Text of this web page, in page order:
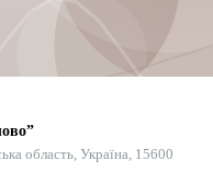
область, Україна, 15600